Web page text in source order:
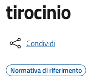
tirocinio
Condividi
Normativa di riferimento